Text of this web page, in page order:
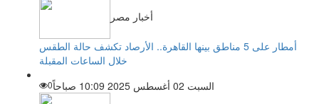
أخبار مصر
أمطار على 5 مناطق بينها القاهرة.. الأرصاد تكشف حالة الطقس
خلال الساعات المقبلة
السبت 02 أغسطس 2025 10:09 صباحاً
0